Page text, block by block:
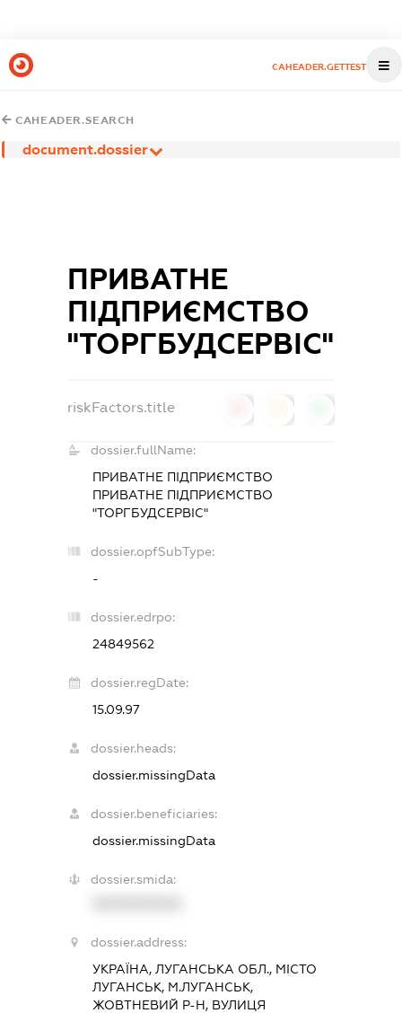
CAHEADER.GETTEST
CAHEADER.SEARCH
document.dossier
ПРИВАТНЕ
ПІДПРИЄМСТВО
"ТОРГБУДСЕРВІС"
riskFactors.title
dossier.fullName:
ПРИВАТНЕ ПІДПРИЄМСТВО
ПРИВАТНЕ ПІДПРИЄМСТВО
"ТОРГБУДСЕРВІС"
dossier.opfSubType:
-
dossier.edrpo:
24849562
dossier.regDate:
15.09.97
dossier.heads:
dossier.missingData
dossier.beneficiaries:
dossier.missingData
dossier.smida:
dossier.address:
УКРАЇНА, ЛУГАНСЬКА ОБЛ., МІСТО
ЛУГАНСЬК, М.ЛУГАНСЬК,
ЖОВТНЕВИЙ Р-Н, ВУЛИЦЯ